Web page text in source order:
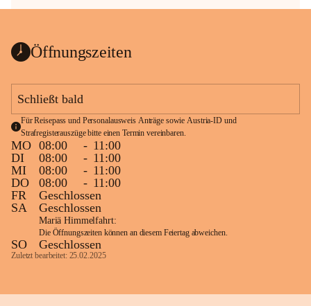
Öffnungszeiten
Schließt bald
Für Reisepass und Personalausweis Anträge sowie Austria-ID und
Strafregisterauszüge bitte einen Termin vereinbaren.
MO 08:00 - 11:00
DI
08:00 - 11:00
MI
08:00 - 11:00
DO
08:00 - 11:00
FR
Geschlossen
SA
Geschlossen
Mariä Himmelfahrt:
Die Öffnungszeiten können an diesem Feiertag abweichen.
SO Geschlossen
Zuletzt bearbeitet: 25.02.2025